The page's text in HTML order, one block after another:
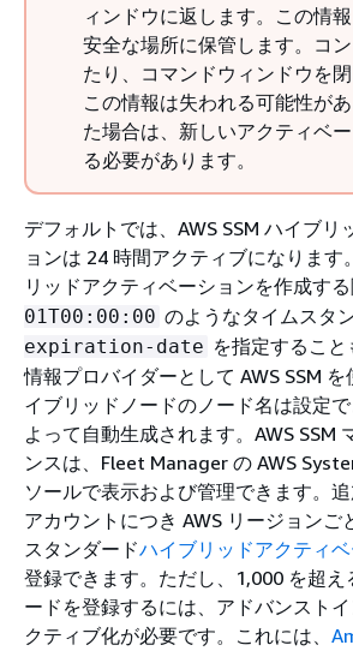
ィンドウに返します。この情報
安全な場所に保管します。コ
たり、コマンドウィンドウを閉
この情報は失われる可能性が
た場合は、新しいアクティベ
る必要があります。
デフォルトでは、AWS SSM ハイブリ
ョンは 24 時間アクティブになります
リッドアクティベーションを作成する
01T00:00:00 のようなタイムスタ
expiration-date を指定するこ
情報プロバイダーとして AWS SSM
イブリッドノードのノード名は設定で
よって自動生成されます。AWS SSM
ンスは、Fleet Manager の AWS
ソールで表示および管理できます。追
アカウントにつき AWS リージョンご
スタンダードハイブリッドアクティ
登録できます。ただし、1,000 を超え
ードを登録するには、アドバンスト
クティブ化が必要です。これには、